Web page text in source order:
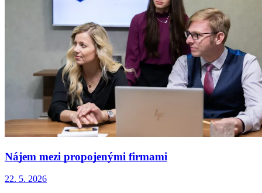
Nájem mezi propojenými firmami
22. 5. 2026